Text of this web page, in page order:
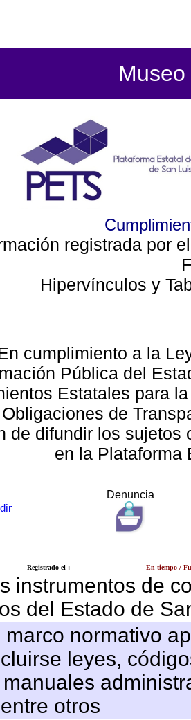
registrada por
Hipervínculos y
cumplimiento a la
Pública del
Estatales para
de
de difundir los sujetos
en la Plataforma
Denuncia
Registrado el : En tiempo /
instrumentos de
del Estado de
marco normativo
leyes,
otros